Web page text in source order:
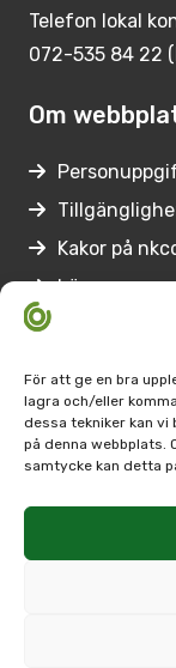
För att ge en bra
lagra och/eller
dessa tekniker kan vi
på denna webbplats.
samtycke kan detta
Telefon lokal
072-535 84 22
Om
Kakor på
Lämna
Följ oss